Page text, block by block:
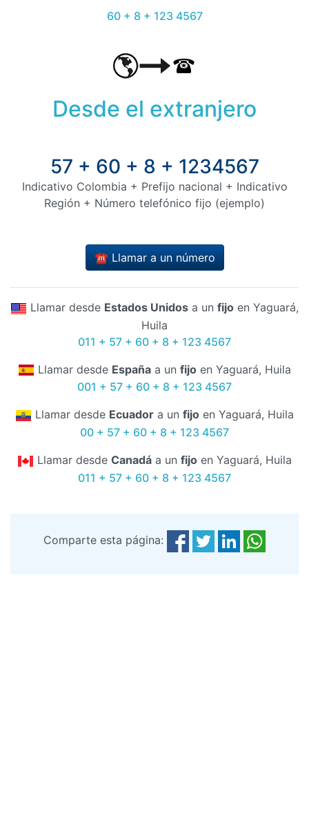
60 + 8 + 123 4567
Desde el extranjero
57 + 60 + 8 + 1234567
Indicativo Colombia + Prefijo nacional + Indicativo
Región + Número telefónico fijo (ejemplo)
☎️ Llamar a un número
Llamar desde Estados Unidos a un fijo en Yaguará,
Huila
011 + 57 + 60 + 8 + 123 4567
Llamar desde España a un fijo en Yaguará, Huila
001 + 57 + 60 + 8 + 123 4567
Llamar desde Ecuador a un fijo en Yaguará, Huila
00 + 57 + 60 + 8 + 123 4567
Llamar desde Canadá a un fijo en Yaguará, Huila
011 + 57 + 60 + 8 + 123 4567
Comparte esta página: